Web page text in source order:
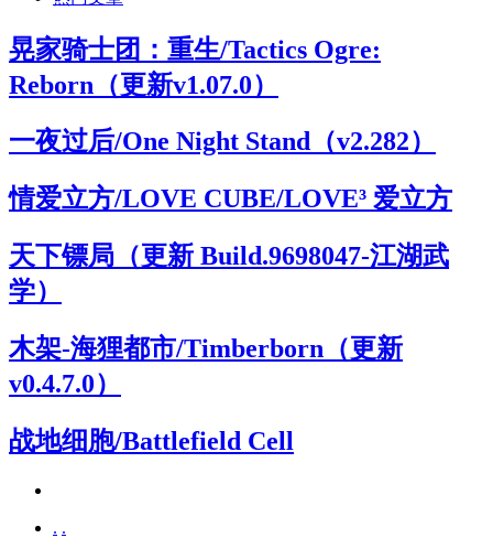
晃家骑士团：重生/Tactics Ogre:
Reborn（更新v1.07.0）
一夜过后/One Night Stand（v2.282）
情爱立方/LOVE CUBE/LOVE³ 爱立方
天下镖局（更新 Build.9698047-江湖武
学）
木架-海狸都市/Timberborn（更新
v0.4.7.0）
战地细胞/Battlefield Cell
. .